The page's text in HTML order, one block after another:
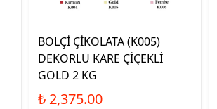
BOLÇİ ÇİKOLATA (K005)
DEKORLU KARE ÇİÇEKLİ
GOLD 2 KG
₺ 2,375.00